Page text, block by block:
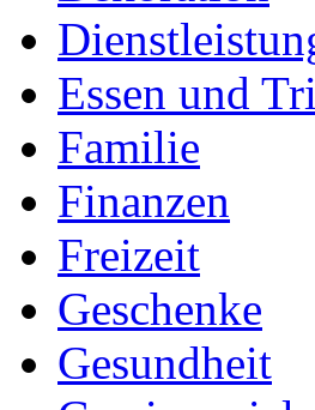
Essen und
Familie
Finanzen
Freizeit
Geschenke
Gesundheit